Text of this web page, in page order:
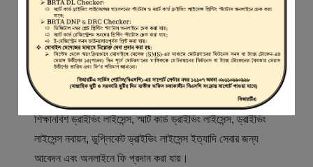
স্বাগতম
বিআরটিএ সার্ভিস পোর্টাল (বিএসপি) বাংলাদেশ রোড ট্রান্সপোর্ট অথরিটি
(বিআরটিএ) এর একটি অনলাইন সেবা প্রদানের মাধ্যম যেখানে ড্রাইভার,
মোটরযান মালিক, মোটরযান বিক্রেতাদের নিবন্ধিত করা হয় এবং
শিক্ষানবিশ ড্রাইভিং লাইসেন্স, স্মার্ট কার্ড ড্রাইভিং লাইসেন্স, ড্রাইভিং
লাইসেন্স নবায়ন, ডুপ্লিকেট ড্রাইভিং লাইসেন্স ইত্যাদি সেবার জন্য
আবেদন এবং অনলাইনে ফি প্রদান করা যায়।